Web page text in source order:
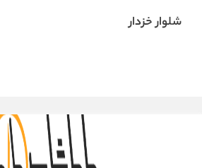
شلوار خزدار